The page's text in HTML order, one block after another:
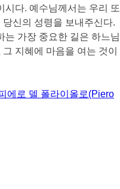
시다. 예수님께서는 우리 또
신의 성령을 보내주신다.
는 가장 중요한 길은 하느님
지혜에 마음을 여는 것이
에로 델 폴라이올로(Piero